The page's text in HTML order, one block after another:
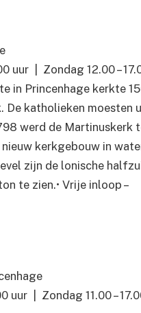
uur | Zondag 12.00 –
in Princenhage kerkte
De katholieken moesten
werd de Martinuskerk
nieuw kerkgebouw in
zijn de lonische
te zien.• Vrije inloop –
uur | Zondag 11.00 –